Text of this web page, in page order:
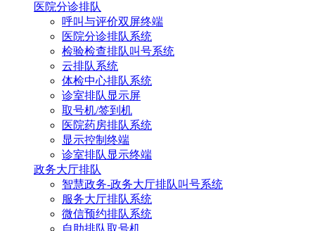
医院分诊排队
呼叫与评价双屏终端
医院分诊排队系统
检验检查排队叫号系统
云排队系统
体检中心排队系统
诊室排队显示屏
取号机/签到机
医院药房排队系统
显示控制终端
诊室排队显示终端
政务大厅排队
智慧政务-政务大厅排队叫号系统
服务大厅排队系统
微信预约排队系统